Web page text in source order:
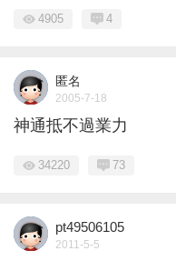
4905 4
匿名
2005-7-18
神通抵不過業力
34220 73
pt49506105
2011-5-5